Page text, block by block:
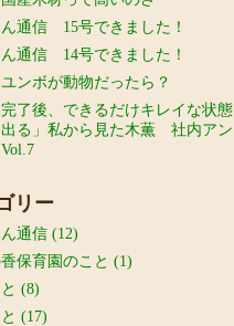
ん通信 15号できました！
ん通信 14号できました！
ンボが動物だったら？
完了後、できるだけキレイな状態
出る」私から見た木薫 社内アン
リー
通信(12)
保育園のこと (1)
(8)
(17)